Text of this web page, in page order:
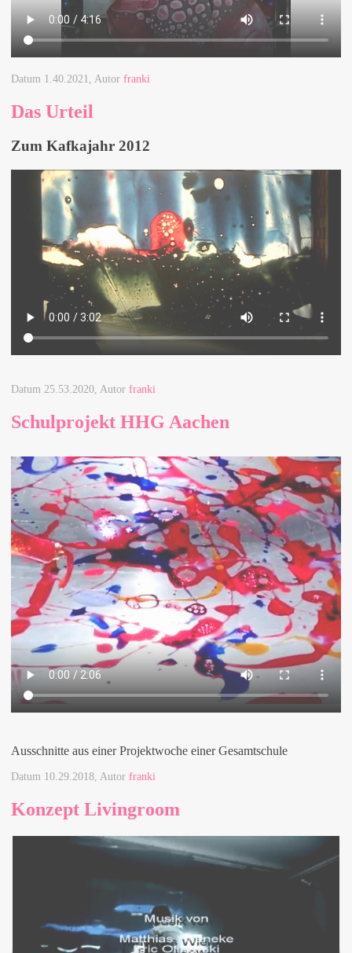
Datum 1.40.2021 , Autor franki
Das Urteil
Zum Kafkajahr 2012
Datum 25.53.2020, Autor franki
Schulprojekt HHG Aachen
Ausschnitte aus einer Projektwoche einer Gesamtschule
Datum 10.29.2018 , Autor franki
Konzept Livingroom